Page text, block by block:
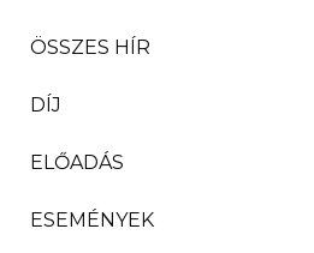
ÖSSZES HÍR
DÍJ
ELŐADÁS
ESEMÉNYEK